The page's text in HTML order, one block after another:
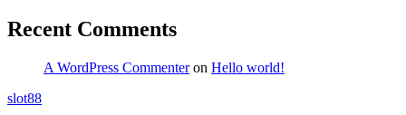
Recent Comments
A WordPress Commenteron Hello world!
slot88